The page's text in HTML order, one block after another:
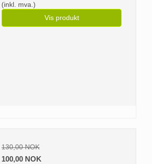
(inkl. mva.)
Vis produkt
130,00 NOK
100,00 NOK